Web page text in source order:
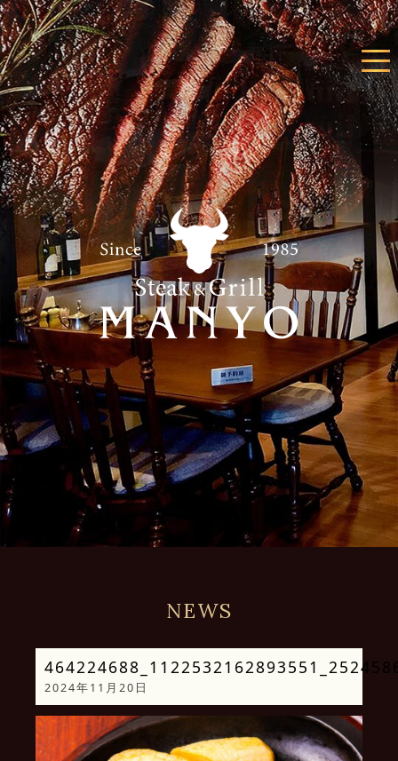
NEWS
2024年11月20日